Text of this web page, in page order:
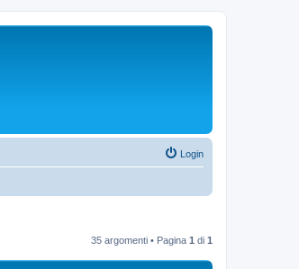
Login
35 argomenti • Pagina 1 di 1